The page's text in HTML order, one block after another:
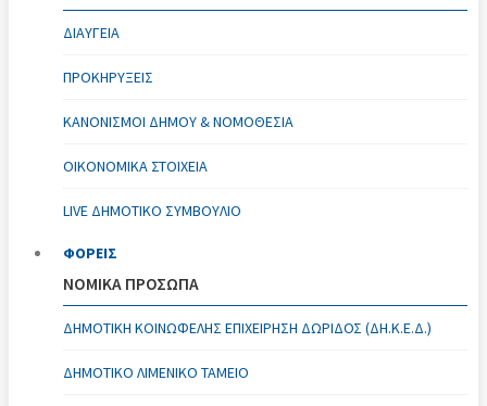
ΔΙΑΥΓΕΙΑ
ΠΡΟΚΗΡΥΞΕΙΣ
ΚΑΝΟΝΙΣΜΟΊ ΔΉΜΟΥ & ΝΟΜΟΘΕΣΊΑ
ΟΙΚΟΝΟΜΙΚΆ ΣΤΟΙΧΕΊΑ
LIVE ΔΗΜΟΤΙΚΟ ΣΥΜΒΟΥΛΙΟ
ΦΟΡΕΙΣ
ΝΟΜΙΚΑ ΠΡΟΣΩΠΑ
ΔΗΜΟΤΙΚΉ ΚΟΙΝΩΦΕΛΉΣ ΕΠΙΧΕΊΡΗΣΗ ΔΩΡΊΔΟΣ (ΔΗ.Κ.Ε.Δ.)
ΔΗΜΟΤΙΚΌ ΛΙΜΕΝΙΚΌ ΤΑΜΕΊΟ